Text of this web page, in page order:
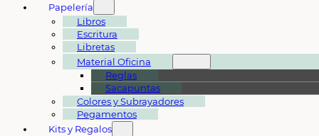
Papelería
Libros
Escritura
Libretas
Material Oficina
Reglas
Sacapuntas
Colores y Subrayadores
Pegamentos
Kits y Regalos